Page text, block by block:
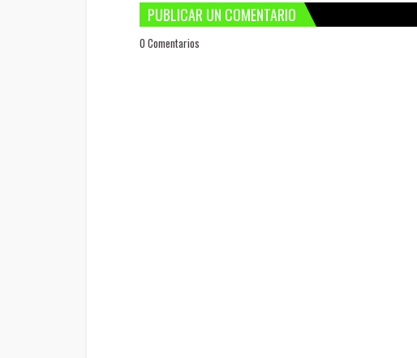
PUBLICAR UN COMENTARIO
0 Comentarios